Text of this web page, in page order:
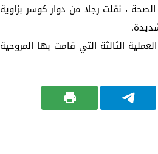
، نقلت رجلا من دوار كوسر بزاوية
الثالثة التي قامت بها المروحية